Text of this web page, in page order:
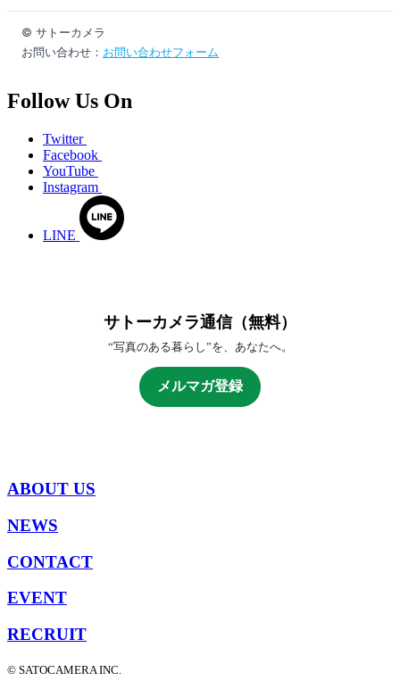
© サトーカメラ
お問い合わせ： お問い合わせフォーム
Follow Us On
Twitter
Facebook
YouTube
Instagram
LINE
サトーカメラ通信（無料）
“写真のある暮らし”を、あなたへ。
メルマガ登録
ABOUT US
NEWS
CONTACT
EVENT
RECRUIT
© SATOCAMERA INC.